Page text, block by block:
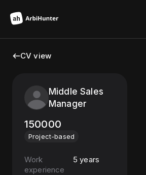
CV view
Middle Sales
Manager
150000
Project-based
Work
experience
5 years